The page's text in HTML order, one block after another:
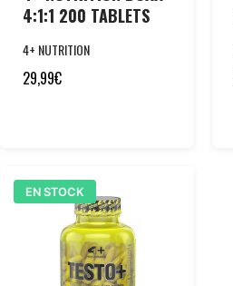
4:1:1 200 TABLETS
4+ NUTRITION
29,99€
EN STOCK